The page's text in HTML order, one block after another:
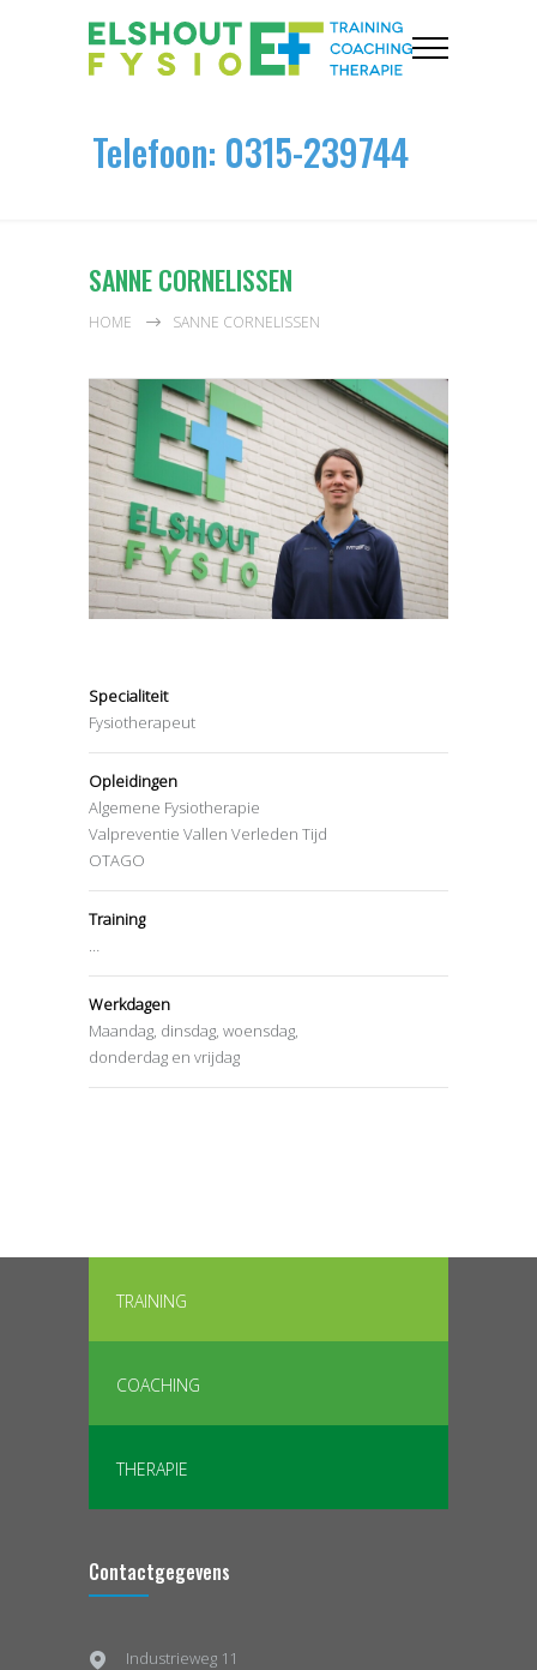
Telefoon: 0315-239744
SANNE CORNELISSEN
HOME SANNE CORNELISSEN
Specialiteit
Fysiotherapeut
Opleidingen
Algemene Fysiotherapie
Valpreventie Vallen Verleden Tijd
OTAGO
Training
…
Werkdagen
Maandag, dinsdag, woensdag,
donderdag en vrijdag
TRAINING
COACHING
THERAPIE
Contactgegevens
Industrieweg 11